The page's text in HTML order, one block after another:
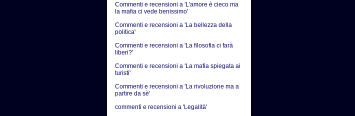
Commenti e recensioni a 'L'amore è cieco ma
la mafia ci vede benissimo'
Commenti e recensioni a 'La bellezza della
politica'
Commenti e recensioni a 'La filosofia ci farà
liberi?'
Commenti e recensioni a 'La mafia spiegata ai
turisti'
Commenti e recensioni a 'La rivoluzione ma a
partire da sè'
commenti e recensioni a 'Legalità'